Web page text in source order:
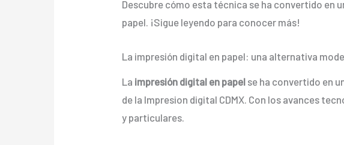
Descubre cómo esta técnica se ha convertido en
papel. ¡Sigue leyendo para conocer más!
La impresión digital en papel: una alternativa
La impresión digital en papel se ha convertido en
de la Impresion digital CDMX. Con los avances
y particulares.